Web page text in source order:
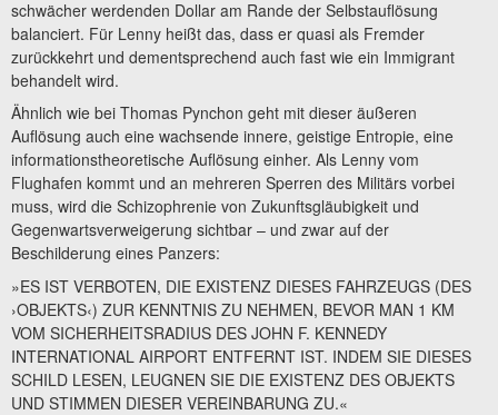
schwächer werdenden Dollar am Rande der Selbstauflösung
balanciert. Für Lenny heißt das, dass er quasi als Fremder
zurückkehrt und dementsprechend auch fast wie ein Immigrant
behandelt wird.
Ähnlich wie bei Thomas Pynchon geht mit dieser äußeren
Auflösung auch eine wachsende innere, geistige Entropie, eine
informationstheoretische Auflösung einher. Als Lenny vom
Flughafen kommt und an mehreren Sperren des Militärs vorbei
muss, wird die Schizophrenie von Zukunftsgläubigkeit und
Gegenwartsverweigerung sichtbar – und zwar auf der
Beschilderung eines Panzers:
»ES IST VERBOTEN, DIE EXISTENZ DIESES FAHRZEUGS (DES
›OBJEKTS‹) ZUR KENNTNIS ZU NEHMEN, BEVOR MAN 1 KM
VOM SICHERHEITSRADIUS DES JOHN F. KENNEDY
INTERNATIONAL AIRPORT ENTFERNT IST. INDEM SIE DIESES
SCHILD LESEN, LEUGNEN SIE DIE EXISTENZ DES OBJEKTS
UND STIMMEN DIESER VEREINBARUNG ZU.«